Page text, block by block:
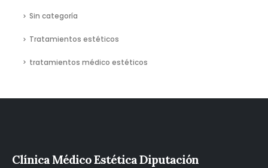
Sin categoría
Tratamientos estéticos
tratamientos médico estéticos
Clínica Médico Estética Diputación